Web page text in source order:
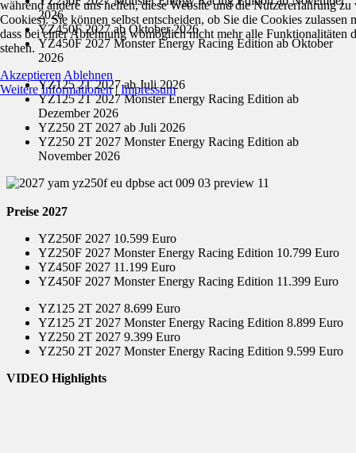
2026
YZ450F 2027 ab Oktober 2026
YZ450F 2027 Monster Energy Racing Edition ab Oktober
2026
YZ125 2T 2027 ab Juli 2026
YZ125 2T 2027 Monster Energy Racing Edition ab
Dezember 2026
YZ250 2T 2027 ab Juli 2026
YZ250 2T 2027 Monster Energy Racing Edition ab
November 2026
Preise 2027
YZ250F 2027 10.599 Euro
YZ250F 2027 Monster Energy Racing Edition 10.799 Euro
YZ450F 2027 11.199 Euro
YZ450F 2027 Monster Energy Racing Edition 11.399 Euro
YZ125 2T 2027 8.699 Euro
YZ125 2T 2027 Monster Energy Racing Edition 8.899 Euro
YZ250 2T 2027 9.399 Euro
YZ250 2T 2027 Monster Energy Racing Edition 9.599 Euro
VIDEO Highlights
während andere uns helfen, diese Website und die Nutzererfahrung zu
Cookies). Sie können selbst entscheiden, ob Sie die Cookies zulassen
dass bei einer Ablehnung womöglich nicht mehr alle Funktionalitäten
stehen.
Akzeptieren Ablehnen
Weitere Informationen|Impressum